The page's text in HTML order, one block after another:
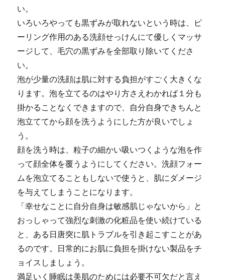
い。
いろいろやっても黒ずみが取れないという時は、ピ
ーリング作用のある洗顔せっけんにて優しくマッサ
ージして、毛穴の黒ずみを全部取り除いてくださ
い。
泡が少量の洗顔は肌に対する負担がすごく大きくな
ります。泡を立てるのはやり方さえわかれば１分も
掛かることなくできますので、自分自身できちんと
泡立ててから顔を洗うようにした方が良いでしょ
う。
顔を洗う時は、粒子の細かい吸いつくような泡を作
って顔全体を覆うようにしてください。洗顔フォー
ムを泡立てることもしないで使うと、肌にダメージ
を与えてしまうことになります。
「幸せなことに自分自身は敏感肌じゃないから」と
おっしゃって強烈な刺激の化粧品を使い続けている
と、ある日唐突に肌トラブルを引き起こすことがあ
るのです。日常的にお肌に負担を掛けない製品をチ
ョイスしましょう。
満足いく睡眠は美肌のためには必要不可欠だと言え